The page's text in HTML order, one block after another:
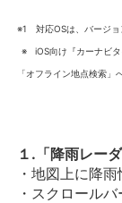
※1 対応OSは、バージョ
※ iOS向け『カーナビタ
「オフライン地点検索」
１.「降雨レー
・地図上に降
・スクロール